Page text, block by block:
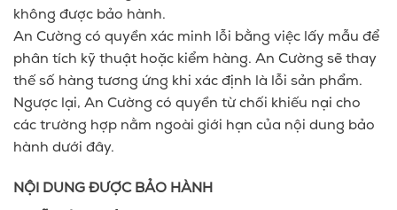
không được bảo hành.
An Cường có quyền xác minh lỗi bằng việc lấy mẫu để
phân tích kỹ thuật hoặc kiểm hàng. An Cường sẽ thay
thế số hàng tương ứng khi xác định là lỗi sản phẩm.
Ngược lại, An Cường có quyền từ chối khiếu nại cho
các trường hợp nằm ngoài giới hạn của nội dung bảo
hành dưới đây.
NỘI DUNG ĐƯỢC BẢO HÀNH